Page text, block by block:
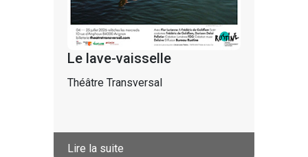
Le lave-vaisselle
Théâtre Transversal
Lire la suite